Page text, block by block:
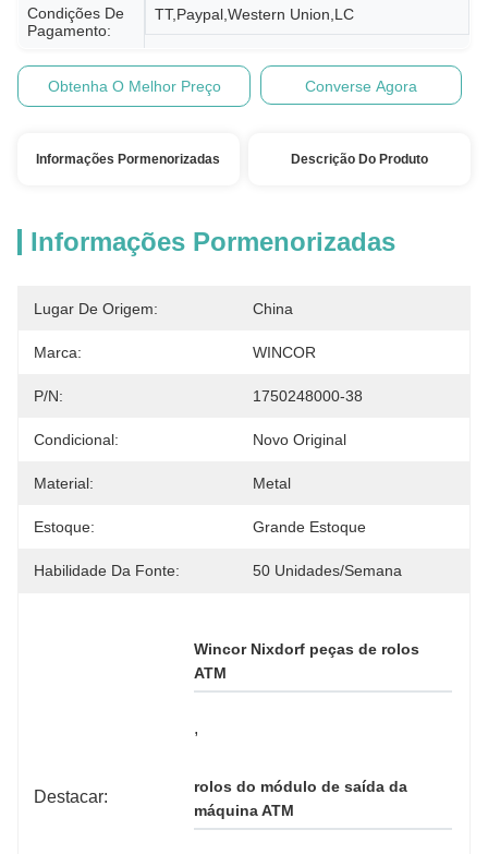
Condições De
Pagamento:
TT,Paypal,Western Union,LC
Obtenha O Melhor Preço Converse Agora
Informações Pormenorizadas Descrição Do Produto
Informações Pormenorizadas
Lugar De Origem: China
Marca: WINCOR
P/N: 1750248000-38
Condicional: Novo Original
Material: Metal
Estoque: Grande Estoque
Habilidade Da Fonte: 50 Unidades/semana
Destacar:
Wincor Nixdorf peças de rolos
ATM
,
rolos do módulo de saída da
máquina ATM